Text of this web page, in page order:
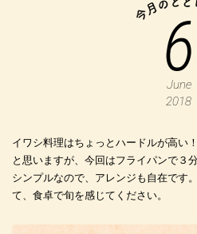
6
June
2018
イワシ料理はちょっとハードルが高い
と思いますが、今回はフライパンで３
シンプルなので、アレンジも自在です
て、食卓で旬を感じてください。